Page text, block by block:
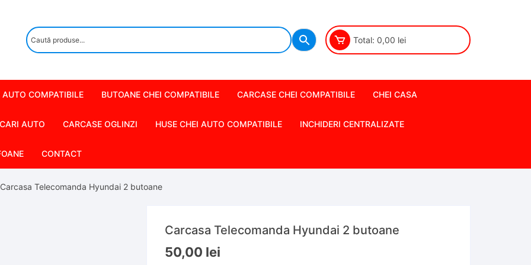
Total: 0,00 lei
AUTO COMPATIBILE BUTOANE CHEI COMPATIBILE CARCASE CHEI COMPATIBILE CHEI CASA
AUTO CARCASE OGLINZI HUSE CHEI AUTO COMPATIBILE INCHIDERI CENTRALIZATE
CONTACT
Telecomanda Hyundai 2 butoane
Carcasa Telecomanda Hyundai 2 butoane
50,00 lei